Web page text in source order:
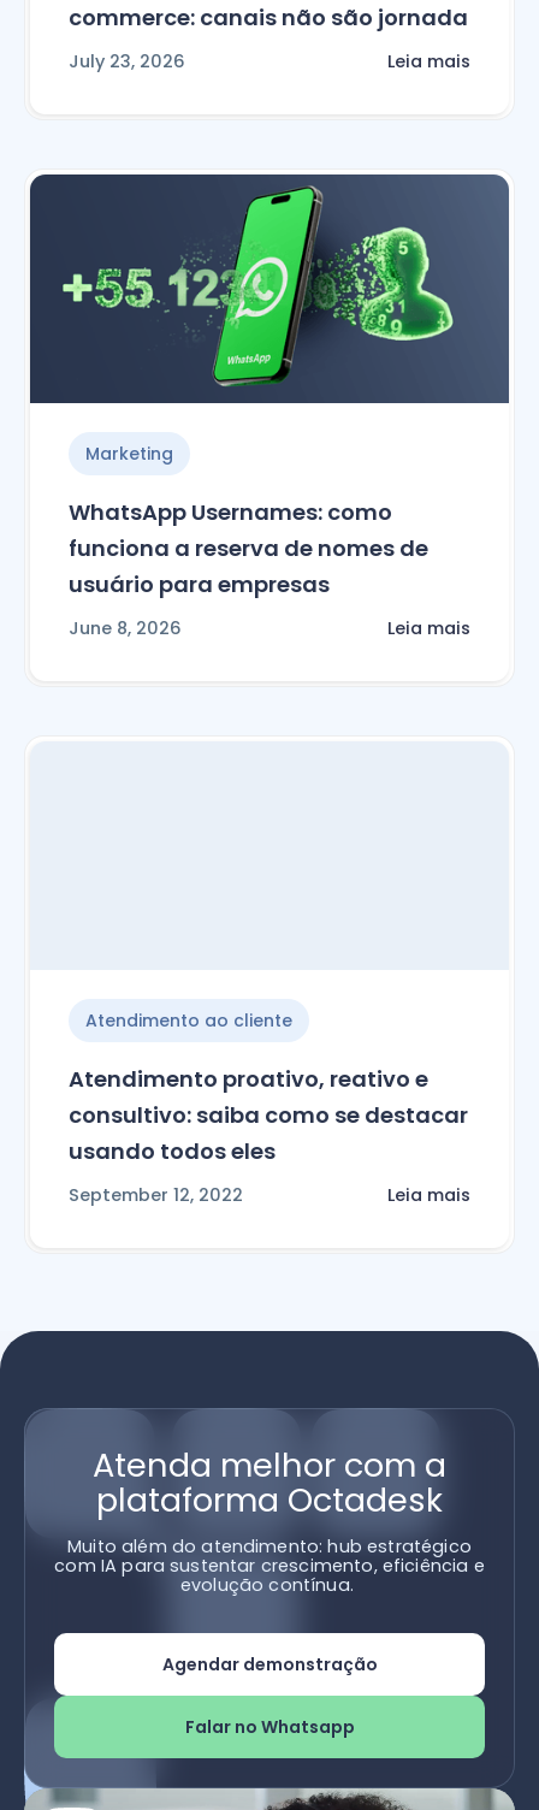
commerce: canais não são jornada
July 23, 2026 Leia mais
Marketing
WhatsApp Usernames: como
funciona a reserva de nomes de
usuário para empresas
June 8, 2026 Leia mais
Atendimento ao cliente
Atendimento proativo, reativo e
consultivo: saiba como se destacar
usando todos eles
September 12, 2022 Leia mais
Atenda melhor com a
plataforma Octadesk
Muito além do atendimento: hub estratégico
com IA para sustentar crescimento, eficiência e
evolução contínua.
Agendar demonstração
Falar no Whatsapp